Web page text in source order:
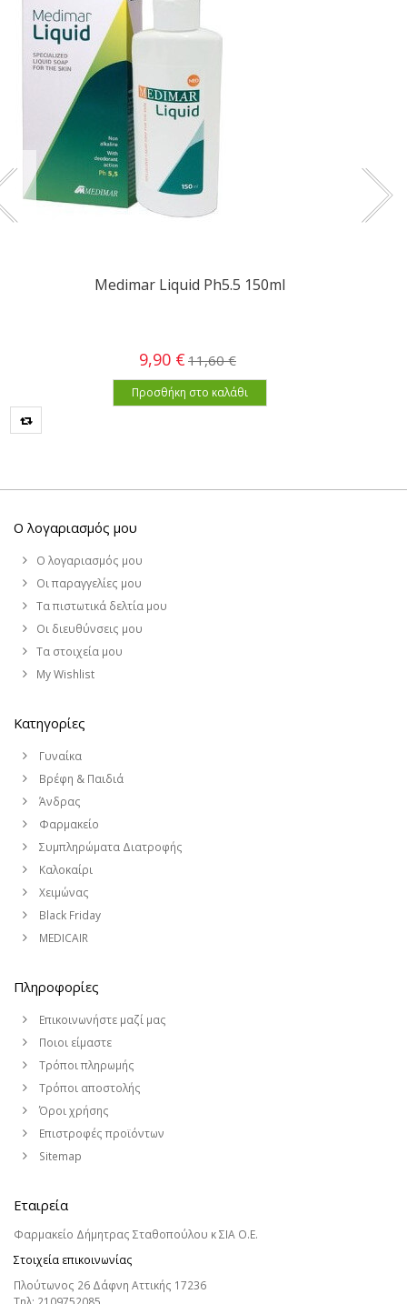
Medimar Liquid Ph5.5 150ml
9,90 € 11,60 €
Προσθήκη στο καλάθι
Ο λογαριασμός μου
Ο λογαριασμός μου
Οι παραγγελίες μου
Τα πιστωτικά δελτία μου
Οι διευθύνσεις μου
Τα στοιχεία μου
My Wishlist
Κατηγορίες
Γυναίκα
Βρέφη & Παιδιά
Άνδρας
Φαρμακείο
Συμπληρώματα Διατροφής
Καλοκαίρι
Χειμώνας
Black Friday
MEDICAIR
Πληροφορίες
Επικοινωνήστε μαζί μας
Ποιοι είμαστε
Τρόποι πληρωμής
Τρόποι αποστολής
Όροι χρήσης
Επιστροφές προϊόντων
Sitemap
Εταιρεία
Φαρμακείο Δήμητρας Σταθοπούλου κ ΣΙΑ Ο.Ε.
Στοιχεία επικοινωνίας
Πλούτωνος 26 Δάφνη Αττικής 17236